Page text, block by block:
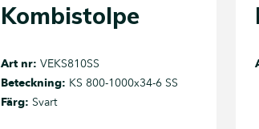
Kombistolpe
Art nr: VEKS810SS
Beteckning: KS 800-1000x34-6 SS
Färg: Svart